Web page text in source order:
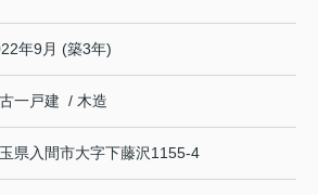
年9月 (築3年)
一戸建 / 木造
県 入間市大字下藤沢1155-4